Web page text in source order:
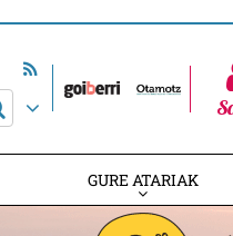
GURE ATARIAK